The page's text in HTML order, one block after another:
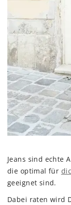
Jeans sind echte
die optimal für
geeignet sind.
Dabei raten wird